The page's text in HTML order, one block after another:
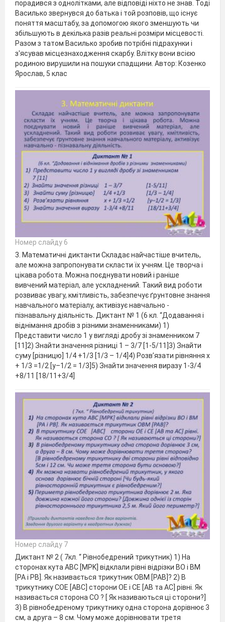
порадився з однолітками, але відповіді ніхто не знав. Тоді
Василько звернувся до батька і той розповів, що існує
поняття масштабу, за допомогою якого зменшують чи
збільшують в декілька разів реальні розміри місцевості.
Разом з татом Василько зробив потрібні підрахунки і
з'ясував місцезнаходження скарбу. Влітку вони всією
родиною вирушили на пошуки спадщини. Автор: Козенко
Ярослав, 5 клас
Номер слайду 6
3. Математичні диктанти Складає найчастіше вчитель,
але можна запропонувати скласти їх учням. Це творча і
цікава робота. Можна поєднувати новий і раніше
вивчений матеріал, але ускладнений. Такий вид роботи
розвиває увагу, кмітливість, забезпечує ґрунтовне знання
навчального матеріалу, активізує навчально -
пізнавальну діяльність. Диктант № 1 (6 кл. “Додавання і
віднімання дробів з різними знаменниками) 1)
Представити число 1 у вигляді дробу зі знаменником 7
[11]2) Знайти значення різниці 1 – 3/7 [1-5/11]3) Знайти
суму [різницю] 1/4 +1/3 [1/3 – 1/4]4) Розв’язати рівняння х
+ 1/3 =1/2 [y–1/2 = 1/3]5) Знайти значення виразу 1-3/4
+8/11 [18/11+3/4]
Номер слайду 7
Диктант № 2 ( 7кл. “ Рівнобедрений трикутник) 1) На
сторонах кута АBC [MPK] відклали рівні відрізки BO і BM
[PA і PB]. Як називається трикутник OBM [PAB]? 2) В
трикутнику COE [ABC] сторони OE і CE [AB та AC] рівні. Як
називається сторона CO ? [ Як називаються ці сторони?]
3) В рівнобедреному трикутнику одна сторона дорівнює 3
см, а друга – 8 см. Чому може дорівнювати третя